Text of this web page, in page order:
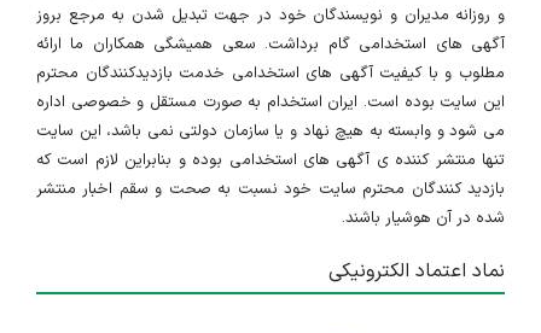
و روزانه مدیران و نویسندگان خود در جهت تبدیل شدن به مرجع بروز
آگهی های استخدامی گام برداشت. سعی همیشگی همکاران ما ارائه
مطلوب و با کیفیت آگهی های استخدامی خدمت بازدیدکنندگان محترم
این سایت بوده است. ایران استخدام به صورت مستقل و خصوصی اداره
می شود و وابسته به هیچ نهاد و یا سازمان دولتی نمی باشد، این سایت
تنها منتشر کننده ی آگهی های استخدامی بوده و بنابراین لازم است که
بازدید کنندگان محترم سایت خود نسبت به صحت و سقم اخبار منتشر
شده در آن هوشیار باشند.
نماد اعتماد الکترونیکی